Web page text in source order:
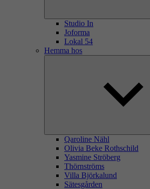
Studio In
Joforma
Lokal 54
Hemma hos
Qaroline Nähl
Olivia Beke Rothschild
Yasmine Ströberg
Thörnströms
Villa Björkalund
Sätesgården